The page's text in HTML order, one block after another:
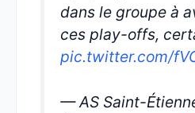
dans le groupe à
ces play-offs,
pic.twitter.com/
— AS Saint-